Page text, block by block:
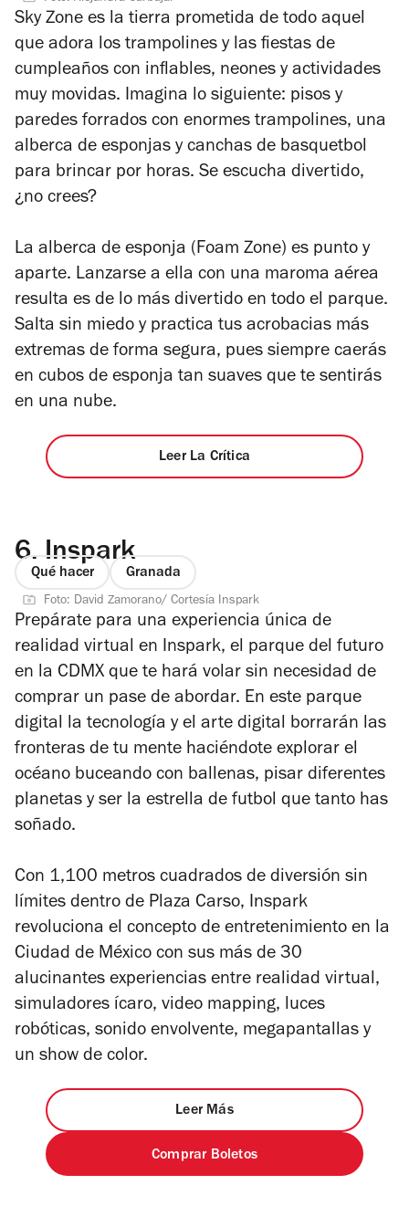
estrellas
Sky Zone es la tierra prometida de todo aquel
que adora los trampolines y las fiestas de
cumpleaños con inflables, neones y actividades
muy movidas. Imagina lo siguiente: pisos y
paredes forrados con enormes trampolines, una
alberca de esponjas y canchas de basquetbol
para brincar por horas. Se escucha divertido,
¿no crees?
La alberca de esponja (Foam Zone) es punto y
aparte. Lanzarse a ella con una maroma aérea
resulta es de lo más divertido en todo el parque.
Salta sin miedo y practica tus acrobacias más
extremas de forma segura, pues siempre caerás
en cubos de esponja tan suaves que te sentirás
en una nube.
Leer La Crítica
6. Inspark
Qué hacer Granada
Foto: David Zamorano/ Cortesía Inspark
Prepárate para una experiencia única de
realidad virtual en Inspark, el parque del futuro
en la CDMX que te hará volar sin necesidad de
comprar un pase de abordar. En este parque
digital la tecnología y el arte digital borrarán las
fronteras de tu mente haciéndote explorar el
océano buceando con ballenas, pisar diferentes
planetas y ser la estrella de futbol que tanto has
soñado.
Con 1,100 metros cuadrados de diversión sin
límites dentro de Plaza Carso, Inspark
revoluciona el concepto de entretenimiento en la
Ciudad de México con sus más de 30
alucinantes experiencias entre realidad virtual,
simuladores ícaro, video mapping, luces
robóticas, sonido envolvente, megapantallas y
un show de color.
Leer Más
Comprar Boletos